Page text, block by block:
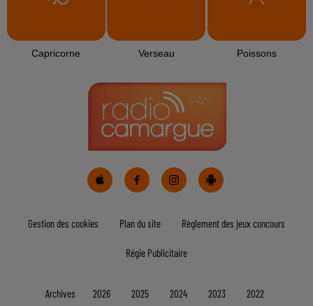
Capricorne Verseau Poissons
Gestion des cookies Plan du site Règlement des jeux concours
Régie Publicitaire
Archives 2026 2025 2024 2023 2022